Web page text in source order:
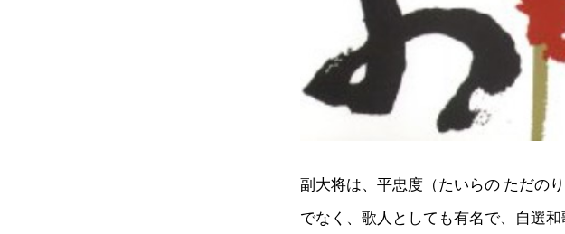
副大将は、平忠度（たいらの ただの
でなく、歌人としても有名で、自選